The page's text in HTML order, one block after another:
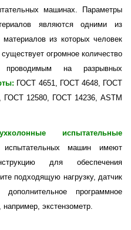
машинах. Параметры
являются одними из
из которых человек
огромное количество
проводимым на разрывных
ГОСТ 4651, ГОСТ 4648, ГОСТ
12580, ГОСТ 14236, ASTM
испытательные
испытательных машин имеют
для обеспечения
подходящую нагрузку, датчик
программное
экстензометр.